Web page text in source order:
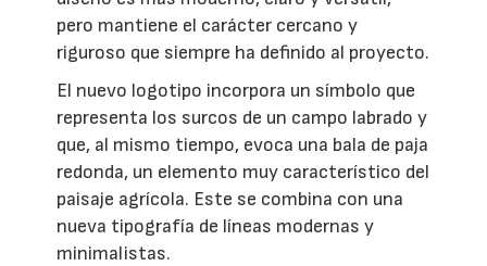
pero mantiene el carácter cercano y
riguroso que siempre ha definido al proyecto.
El nuevo logotipo incorpora un símbolo que
representa los surcos de un campo labrado y
que, al mismo tiempo, evoca una bala de paja
redonda, un elemento muy característico del
paisaje agrícola. Este se combina con una
nueva tipografía de líneas modernas y
minimalistas.